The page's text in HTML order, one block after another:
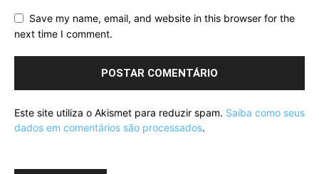
Save my name, email, and website in this browser for the
next time I comment.
Este site utiliza o Akismet para reduzir spam. Saiba como seus
dados em comentários são processados.